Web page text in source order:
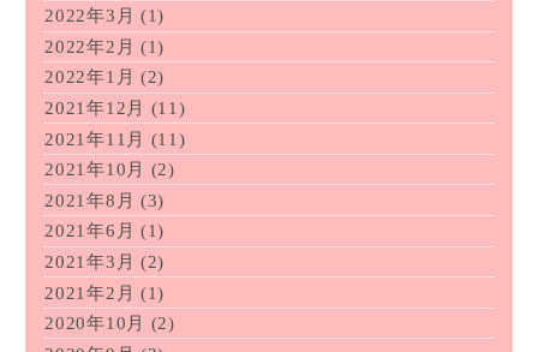
2022年3月 (1)
2022年2月 (1)
2022年1月 (2)
2021年12月
(11)
2021年11月 (11)
2021年10月
(2)
2021年8月 (3)
2021年6月 (1)
2021年3月 (2)
2021年2月 (1)
2020年10月
(2)